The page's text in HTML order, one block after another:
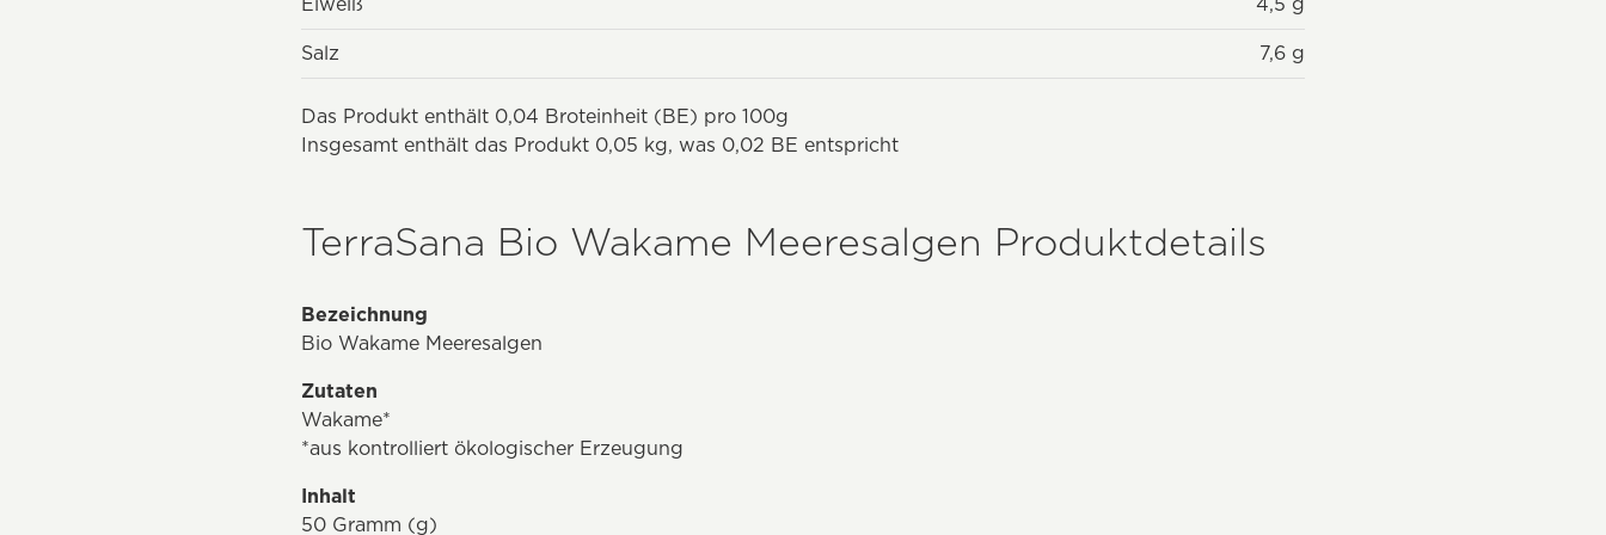
Salz 7,6 g
Das Produkt enthält 0,04 Broteinheit (BE) pro 100g
Insgesamt enthält das Produkt 0,05 kg, was 0,02 BE entspricht
TerraSana Bio Wakame Meeresalgen Produktdetails
Bezeichnung
Bio Wakame Meeresalgen
Zutaten
Wakame*
*aus kontrolliert ökologischer Erzeugung
Inhalt
50 Gramm (g)